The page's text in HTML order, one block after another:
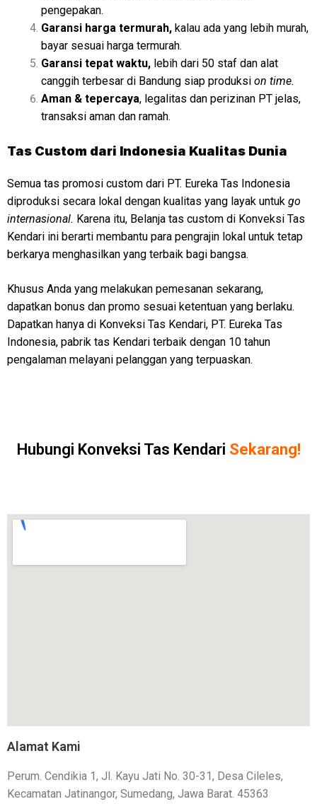
pengepakan.
Garansi harga termurah, kalau ada yang lebih murah,
bayar sesuai harga termurah.
Garansi tepat waktu, lebih dari 50 staf dan alat
canggih terbesar di Bandung siap produksi on time.
Aman & tepercaya, legalitas dan perizinan PT jelas,
transaksi aman dan ramah.
Tas Custom dari Indonesia Kualitas Dunia
Semua tas promosi custom dari PT. Eureka Tas Indonesia
diproduksi secara lokal dengan kualitas yang layak untuk go
internasional. Karena itu, Belanja tas custom di Konveksi Tas
Kendari ini berarti membantu para pengrajin lokal untuk tetap
berkarya menghasilkan yang terbaik bagi bangsa.
Khusus Anda yang melakukan pemesanan sekarang,
dapatkan bonus dan promo sesuai ketentuan yang berlaku.
Dapatkan hanya di Konveksi Tas Kendari, PT. Eureka Tas
Indonesia, pabrik tas Kendari terbaik dengan 10 tahun
pengalaman melayani pelanggan yang terpuaskan.
Hubungi Konveksi Tas Kendari Sekarang!
Alamat Kami
Perum. Cendikia 1, Jl. Kayu Jati No. 30-31, Desa Cileles,
Kecamatan Jatinangor, Sumedang, Jawa Barat. 45363